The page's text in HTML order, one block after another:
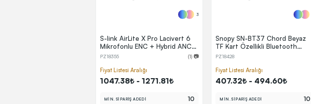
3
S-link AirLite X Pro Lacivert 6
Mikrofonlu ENC + Hybrid ANC
Bluetooth V5.4 TWS
PZ18355 (1) 📷
Fiyat Listesi Aralığı
1047.38₺ - 1271.81₺
MİN. SİPARİŞ ADEDİ 10
Snopy SN-BT37 Chord Beyaz
TF Kart Özellikli Bluetooth
Kulaklık
PZ18428
Fiyat Listesi Aralığı
407.32₺ - 494.60₺
MİN. SİPARİŞ ADEDİ 10